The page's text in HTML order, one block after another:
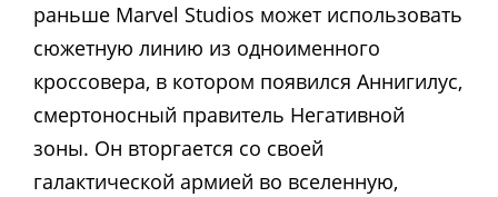
раньше Marvel Studios может использовать
сюжетную линию из одноименного
кроссовера, в котором появился Аннигилус,
смертоносный правитель Негативной
зоны. Он вторгается со своей
галактической армией во вселенную,